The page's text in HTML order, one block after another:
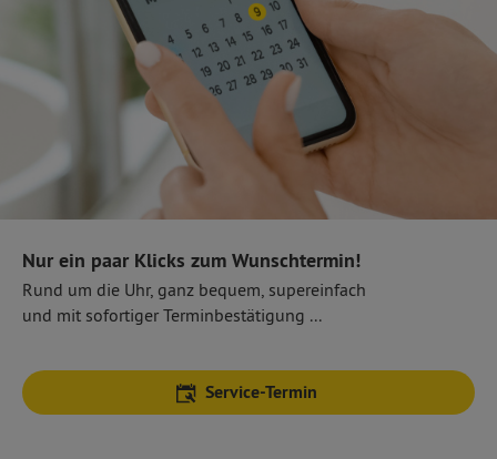
Nur ein paar Klicks zum Wunschtermin!
Rund um die Uhr, ganz bequem, supereinfach
und mit sofortiger Terminbestätigung ...
Service-Termin